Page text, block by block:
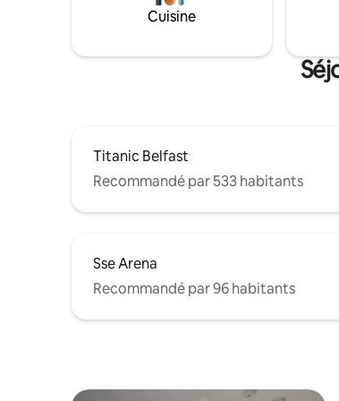
Cuisine
Titanic Belfast
Recommandé par 533 habitants
Sse Arena
Recommandé par 96 habitants